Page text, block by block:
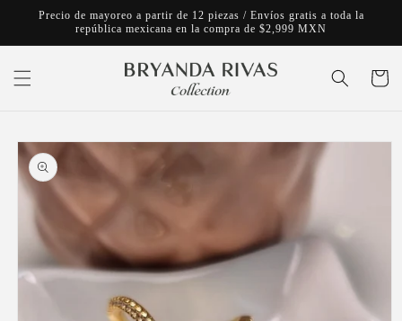
directamente
al contenido
Precio de mayoreo a partir de 12 piezas / Envíos gratis a toda la
república mexicana en la compra de $2,999 MXN
Carrito
directamente
a la
información
del producto